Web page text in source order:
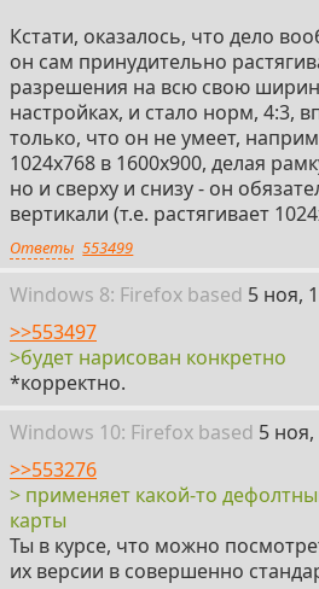
Кстати, оказалось, что дело
он сам принудительно
разрешения на всю свою
настройках, и стало норм, 4:3,
только, что он не умеет,
1024x768 в 1600x900, делая
но и сверху и снизу - он
вертикали (т.е. растягивает
Ответы 553499
Windows 8: Firefox based 40
5 ноя,
>>553497
>будет нарисован конкретно
*корректно.
Windows 10: Firefox based 41
5
>>553276
> применяет какой-то
карты
Ты в курсе, что можно
их версии в совершенно